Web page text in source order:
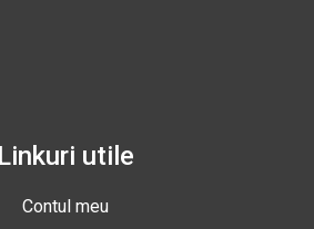
Linkuri utile
Contul meu